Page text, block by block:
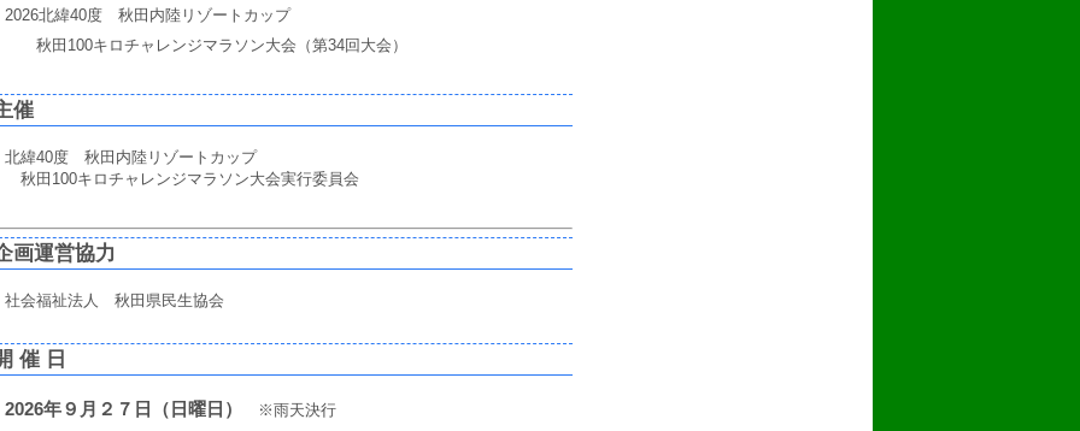
2026北緯40度 秋田内陸リゾートカップ
秋田100キロチャレンジマラソン大会（第34回大会）
催
北緯40度 秋田内陸リゾートカップ
田100キロチャレンジマラソン大会実行委員会
画運営協力
社会福祉法人 秋田県民生協会
催 日
2026年９月２７日（日曜日） ※雨天決行